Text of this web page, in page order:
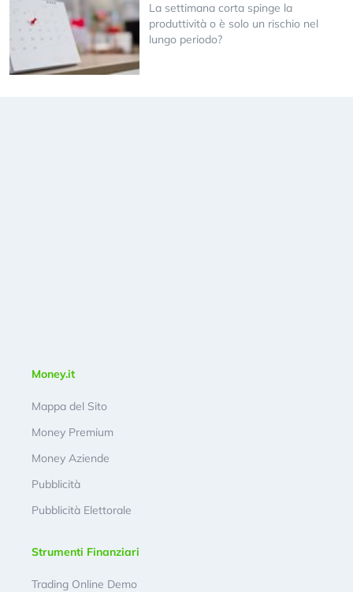
La settimana corta spinge la
produttività o è solo un rischio nel
lungo periodo?
Money.it
Mappa del Sito
Money Premium
Money Aziende
Pubblicità
Pubblicità Elettorale
Strumenti Finanziari
Trading Online Demo